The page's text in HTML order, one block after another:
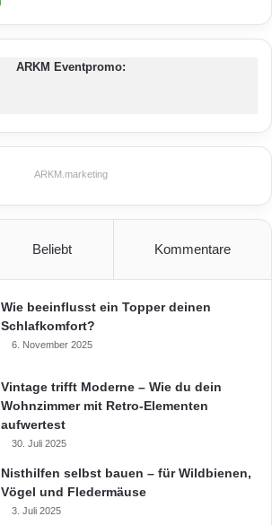
ARKM Eventpromo:
ARKM.marketing
Beliebt Kommentare
Wie beeinflusst ein Topper deinen
Schlafkomfort?
6. November 2025
Vintage trifft Moderne – Wie du dein
Wohnzimmer mit Retro-Elementen
aufwertest
30. Juli 2025
Nisthilfen selbst bauen – für Wildbienen,
Vögel und Fledermäuse
3. Juli 2025